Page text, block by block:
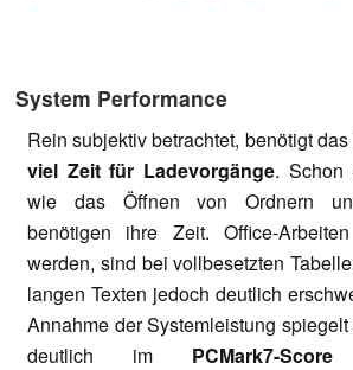
System Performance
Rein subjektiv betrachtet, benötigt
viel Zeit für Ladevorgänge. Schon
wie das Öffnen von Ordnern
benötigen ihre Zeit. Office-
werden, sind bei vollbesetzten
langen Texten jedoch deutlich
Annahme der Systemleistung
deutlich im PCMark7-Score